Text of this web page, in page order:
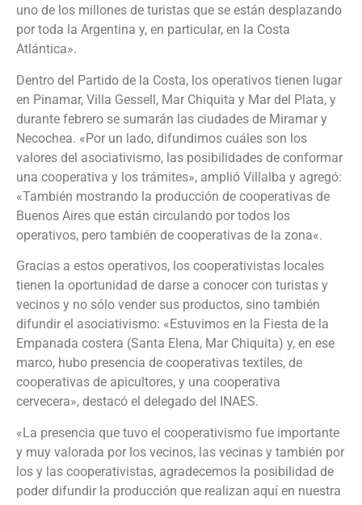
uno de los millones de turistas que se están desplazando
por toda la Argentina y, en particular, en la Costa
Atlántica».
Dentro del Partido de la Costa, los operativos tienen lugar
en Pinamar, Villa Gessell, Mar Chiquita y Mar del Plata, y
durante febrero se sumarán las ciudades de Miramar y
Necochea. «Por un lado, difundimos cuáles son los
valores del asociativismo, las posibilidades de conformar
una cooperativa y los trámites», amplió Villalba y agregó:
«También mostrando la producción de cooperativas de
Buenos Aires que están circulando por todos los
operativos, pero también de cooperativas de la zona«.
Gracias a estos operativos, los cooperativistas locales
tienen la oportunidad de darse a conocer con turistas y
vecinos y no sólo vender sus productos, sino también
difundir el asociativismo: «Estuvimos en la Fiesta de la
Empanada costera (Santa Elena, Mar Chiquita) y, en ese
marco, hubo presencia de cooperativas textiles, de
cooperativas de apicultores, y una cooperativa
cervecera», destacó el delegado del INAES.
«La presencia que tuvo el cooperativismo fue importante
y muy valorada por los vecinos, las vecinas y también por
los y las cooperativistas, agradecemos la posibilidad de
poder difundir la producción que realizan aquí en nuestra